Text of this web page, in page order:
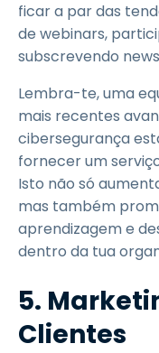
ficar a par das
de webinars,
subscrevendo
Lembra-te, uma
mais recentes
cibersegurança
fornecer um
Isto não só
mas também
aprendizagem e
dentro da tua
5.
Clientes